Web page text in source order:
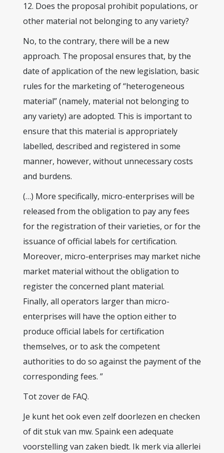
12. Does the proposal prohibit populations, or
other material not belonging to any variety?
No, to the contrary, there will be a new
approach. The proposal ensures that, by the
date of application of the new legislation, basic
rules for the marketing of “heterogeneous
material” (namely, material not belonging to
any variety) are adopted. This is important to
ensure that this material is appropriately
labelled, described and registered in some
manner, however, without unnecessary costs
and burdens.
(…) More specifically, micro-enterprises will be
released from the obligation to pay any fees
for the registration of their varieties, or for the
issuance of official labels for certification.
Moreover, micro-enterprises may market niche
market material without the obligation to
register the concerned plant material.
Finally, all operators larger than micro-
enterprises will have the option either to
produce official labels for certification
themselves, or to ask the competent
authorities to do so against the payment of the
corresponding fees. ”
Tot zover de FAQ.
Je kunt het ook even zelf doorlezen en checken
of dit stuk van mw. Spaink een adequate
voorstelling van zaken biedt. Ik merk via allerlei